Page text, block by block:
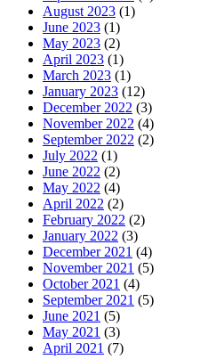
August 2023 (1)
June 2023 (1)
May 2023 (2)
April 2023 (1)
March 2023 (1)
January 2023 (12)
December 2022 (3)
November 2022 (4)
September 2022 (2)
July 2022 (1)
June 2022 (2)
May 2022 (4)
April 2022 (2)
February 2022 (2)
January 2022 (3)
December 2021 (4)
November 2021 (5)
October 2021 (4)
September 2021 (5)
June 2021 (5)
May 2021 (3)
April 2021 (7)